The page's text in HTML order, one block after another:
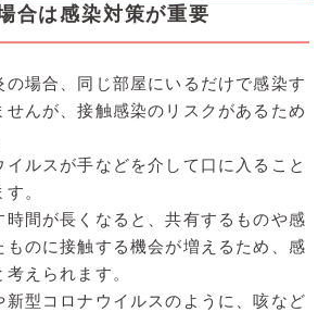
合は感染対策が重要
の場合、同じ部屋にいるだけで感染す
せんが、接触感染のリスクがあるため
ルスが手などを介して口に入ること
。
時間が長くなると、共有するものや感
ものに接触する機会が増えるため、感
えられます。
新型コロナウイルスのように、咳など